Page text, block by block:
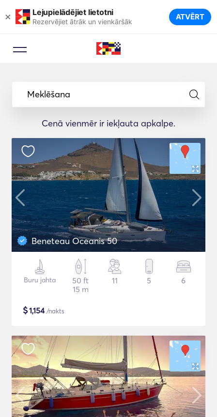
× Lejupielādējiet lietotni
Rezervējiet ātrāk un vienkāršāk ATVĒRT
Meklēšana
Cenā vienmēr ir iekļauta apkalpe.
Beneteau Oceanis 50
Buru jahta
50 ft
15 m
11 5 6
$1,154/nakts